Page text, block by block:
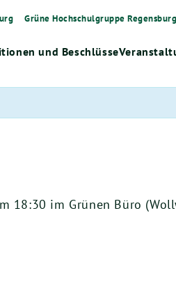
Grüne Hochschulgruppe Regensburg
und Beschlüsse
18:30 im Grü­nen Büro